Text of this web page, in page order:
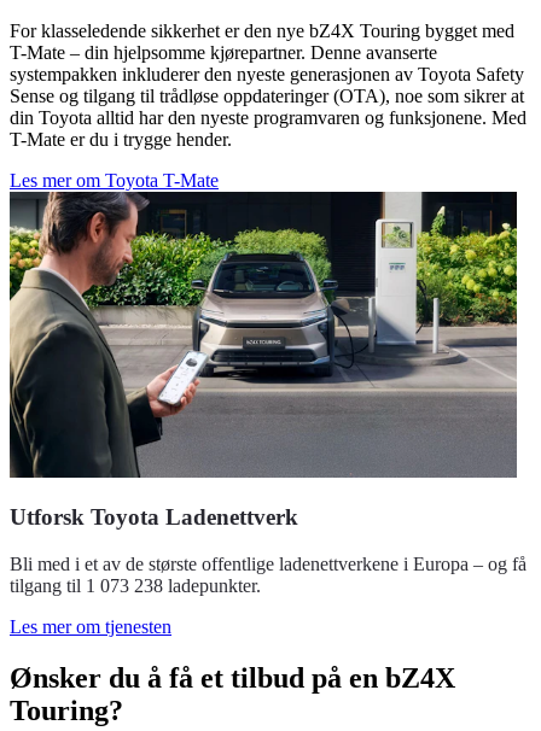
For klasseledende sikkerhet er den nye bZ4X Touring bygget med
T-Mate – din hjelpsomme kjørepartner. Denne avanserte
systempakken inkluderer den nyeste generasjonen av Toyota Safety
Sense og tilgang til trådløse oppdateringer (OTA), noe som sikrer at
din Toyota alltid har den nyeste programvaren og funksjonene. Med
T-Mate er du i trygge hender.
Les mer om Toyota T-Mate
Utforsk Toyota Ladenettverk
Bli med i et av de største offentlige ladenettverkene i Europa – og få
tilgang til 1 073 238 ladepunkter.
Les mer om tjenesten
Ønsker du å få et tilbud på en bZ4X
Touring?